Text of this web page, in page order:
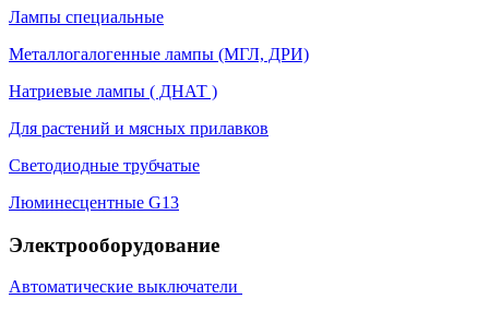
Лампы специальные
Металлогалогенные лампы (МГЛ, ДРИ)
Натриевые лампы ( ДНАТ )
Для растений и мясных прилавков
Светодиодные трубчатые
Люминесцентные G13
Электрооборудование
Автоматические выключатели